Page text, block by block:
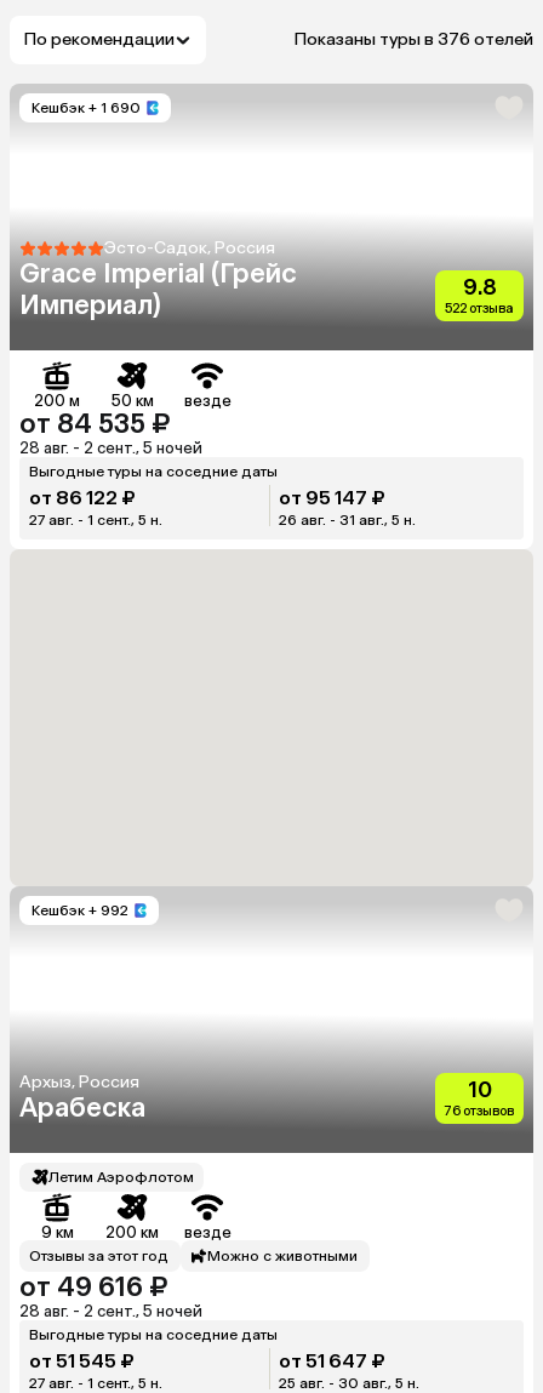
По рекомендации Показаны туры в 376 отелей
Кешбэк + 1 690
Эсто-Садок, Россия
Grace Imperial (Грейс
Империал)
9.8
522 отзыва
200 м 50 км везде
от 84 535 ₽
28 авг. - 2 сент., 5 ночей
Выгодные туры на соседние даты
от 86 122 ₽
27 авг. - 1 сент., 5 н.
от 95 147 ₽
26 авг. - 31 авг., 5 н.
Кешбэк + 992
Архыз, Россия
Арабеска
10
76 отзывов
Летим Аэрофлотом
9 км 200 км везде
Отзывы за этот год Можно с животными
от 49 616 ₽
28 авг. - 2 сент., 5 ночей
Выгодные туры на соседние даты
от 51 545 ₽
27 авг. - 1 сент., 5 н.
от 51 647 ₽
25 авг. - 30 авг., 5 н.